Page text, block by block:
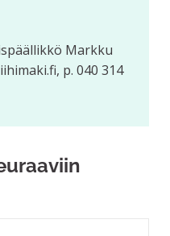
Markku
p. 040 314